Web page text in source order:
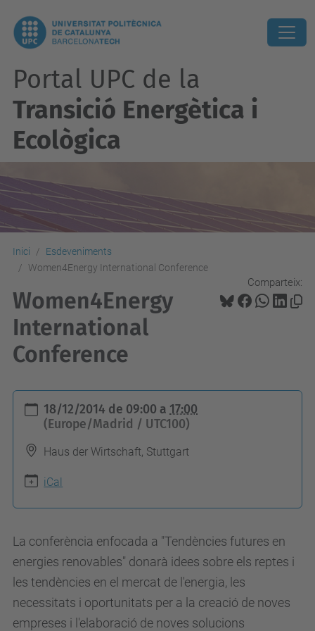
Portal UPC de la
Transició Energètica i
Ecològica
Inici
Esdeveniments
Women4Energy International Conference
Comparteix:
Women4Energy
International
Conference
/
t
r
a
n
18/12/2014 de 09:00 a 17:00
(Europe/Madrid / UTC100)
Haus der Wirtschaft, Stuttgart
iCal
La conferència enfocada a "Tendències futures en
energies renovables" donarà idees sobre els reptes i
les tendències en el mercat de l'energia, les
necessitats i oportunitats per a la creació de noves
empreses i l'elaboració de noves solucions